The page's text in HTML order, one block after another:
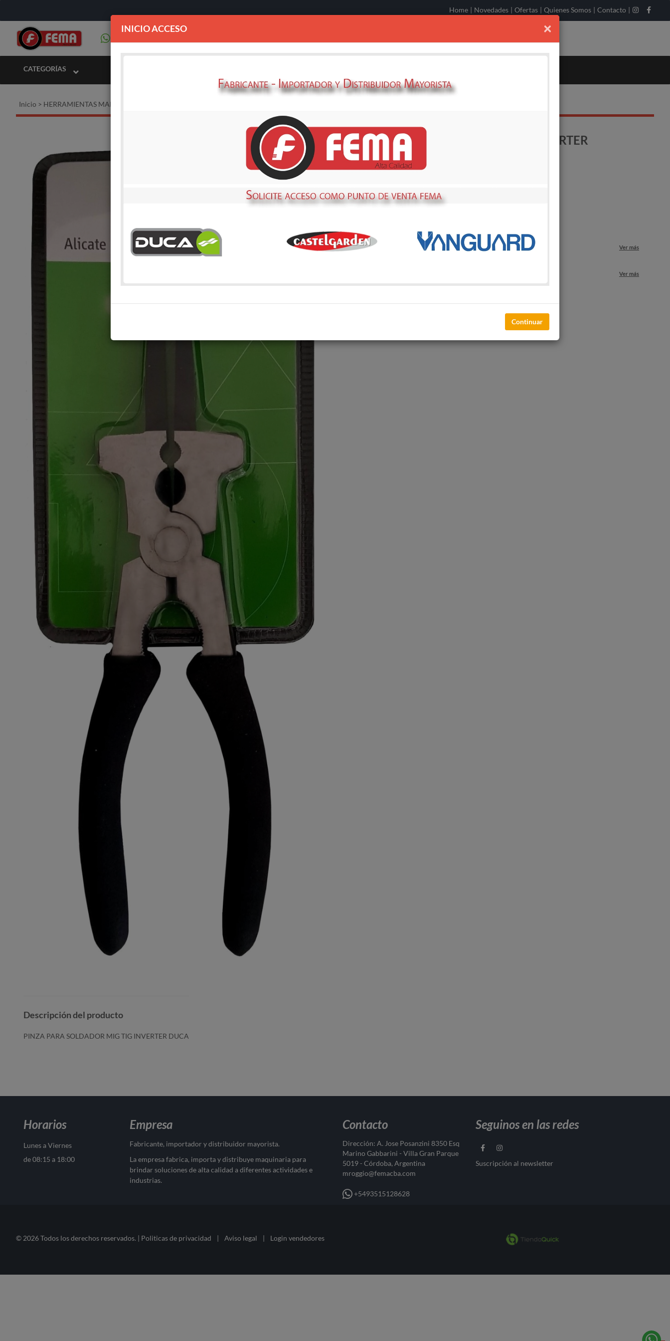
Home | Novedades | Ofertas | Quienes Somos | Contacto |
CATEGORÍAS
Inicio > HERRAMIENTAS MANUALES
PINZA SOLDADOR- P/MIG-TIG -INVERTER
Transporte Habitual
Transporte habitual Ver más
Ver más
Compartí en:
Descripción del producto
PINZA PARA SOLDADOR MIG TIG INVERTER DUCA
Horarios
Lunes a Viernes
de 08:15 a 18:00
Empresa
Fabricante, importador y distribuidor mayorista.
La empresa fabrica, importa y distribuye maquinaria para
brindar soluciones de alta calidad a diferentes actividades e
industrias.
Contacto
Dirección: A. Jose Posanzini 8350 Esq
Marino Gabbarini - Villa Gran Parque
5019 - Córdoba, Argentina
mroggio@femacba.com
+5493515128628
Seguinos en las redes
Suscripción al newsletter
© 2026 Todos los derechos reservados. | Politicas de privacidad | Aviso legal | Login vendedores
×
INICIO ACCESO
Continuar